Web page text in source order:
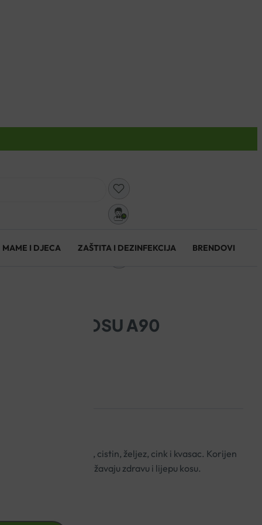
MAME I DJECA ZAŠTITA I DEZINFEKCIJA BRENDOVI
ZA KOSU A90
vitamine B skupine, cistin, željez, cink i kvasac. Korijen
nutrijentima, te podržavaju zdravu i lijepu kosu.